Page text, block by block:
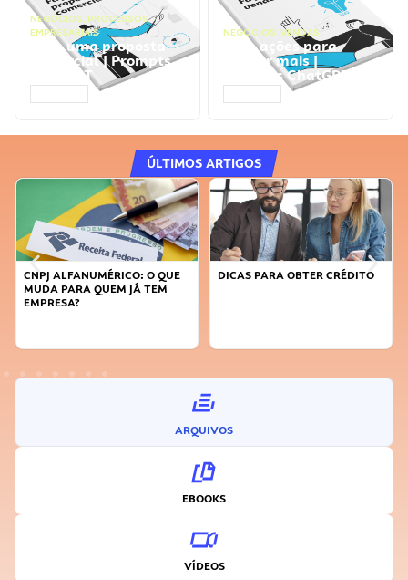
NEGÓCIOS, PROCESSOS
EMPRESARIAIS
Faça uma proposta
comercial | Prompts
ChatGPT
NEGÓCIOS, VENDAS
Faça ações para
vender mais |
Prompts ChatGPT
ÚLTIMOS ARTIGOS
CNPJ ALFANUMÉRICO: O QUE
MUDA PARA QUEM JÁ TEM
EMPRESA?
DICAS PARA OBTER CRÉDITO
ARQUIVOS
EBOOKS
VÍDEOS